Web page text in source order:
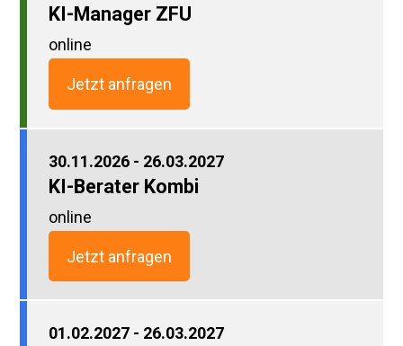
KI-Manager ZFU
online
Jetzt anfragen
30.11.2026 - 26.03.2027
KI-Berater Kombi
online
Jetzt anfragen
01.02.2027 - 26.03.2027